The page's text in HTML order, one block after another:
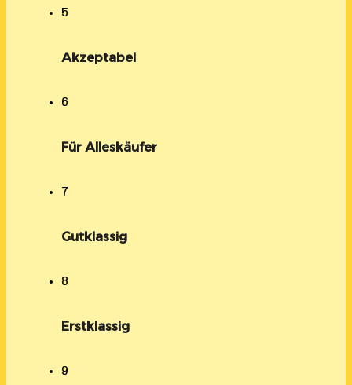
5
Akzeptabel
6
Für Alleskäufer
7
Gutklassig
8
Erstklassig
9